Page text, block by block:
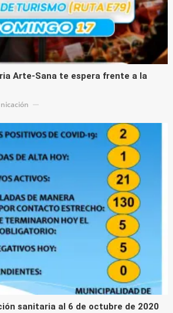
Arte-Sana te espera frente a la
sanitaria al 6 de octubre de 2020